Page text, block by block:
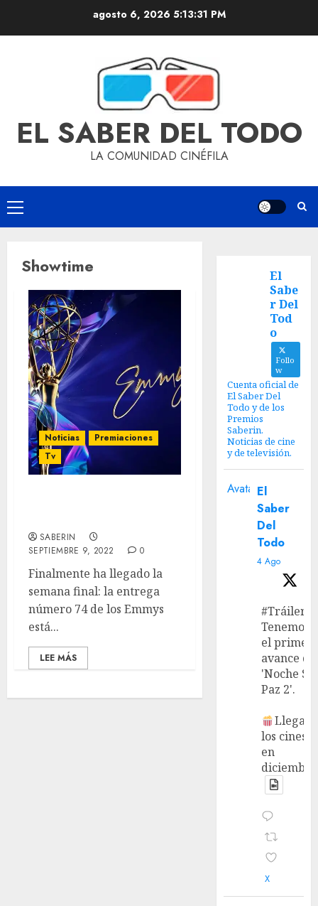
agosto 6, 2026 5:13:31 PM
EL SABER DEL TODO
LA COMUNIDAD CINÉFILA
Showtime
Noticias
Premiaciones
Tv
SABERIN
SEPTIEMBRE 9, 2022
0
Finalmente ha llegado la
semana final: la entrega
número 74 de los Emmys
está...
LEE MÁS
El
Sabe
r Del
Tod
o
Follo
w
Cuenta oficial de
El Saber Del
Todo y de los
Premios
Saberin.
Noticias de cine
y de televisión.
Avatar El
Saber
Del
Todo
4 Ago
#Tráiler
Tenemos
el primer
avance de
'Noche
Paz 2'.
Llega a
los cines
en
X